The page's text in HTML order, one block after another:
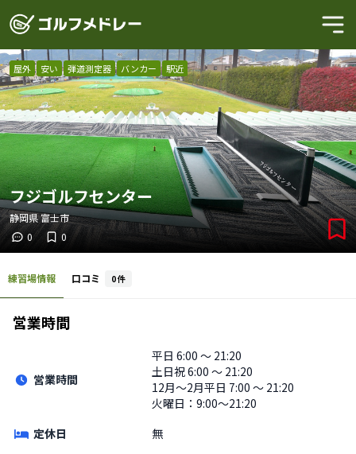
屋外 安い 弾道測定器 バンカー 駅近
フジゴルフセンター
静岡県富士市
0
0
練習場情報 口コミ 0件
営業時間
営業時間
平日 6:00 〜 21:20
土日祝6:00 〜 21:20
12月〜2月平日 7:00 〜 21:20
火曜日：9:00〜21:20
定休日
無